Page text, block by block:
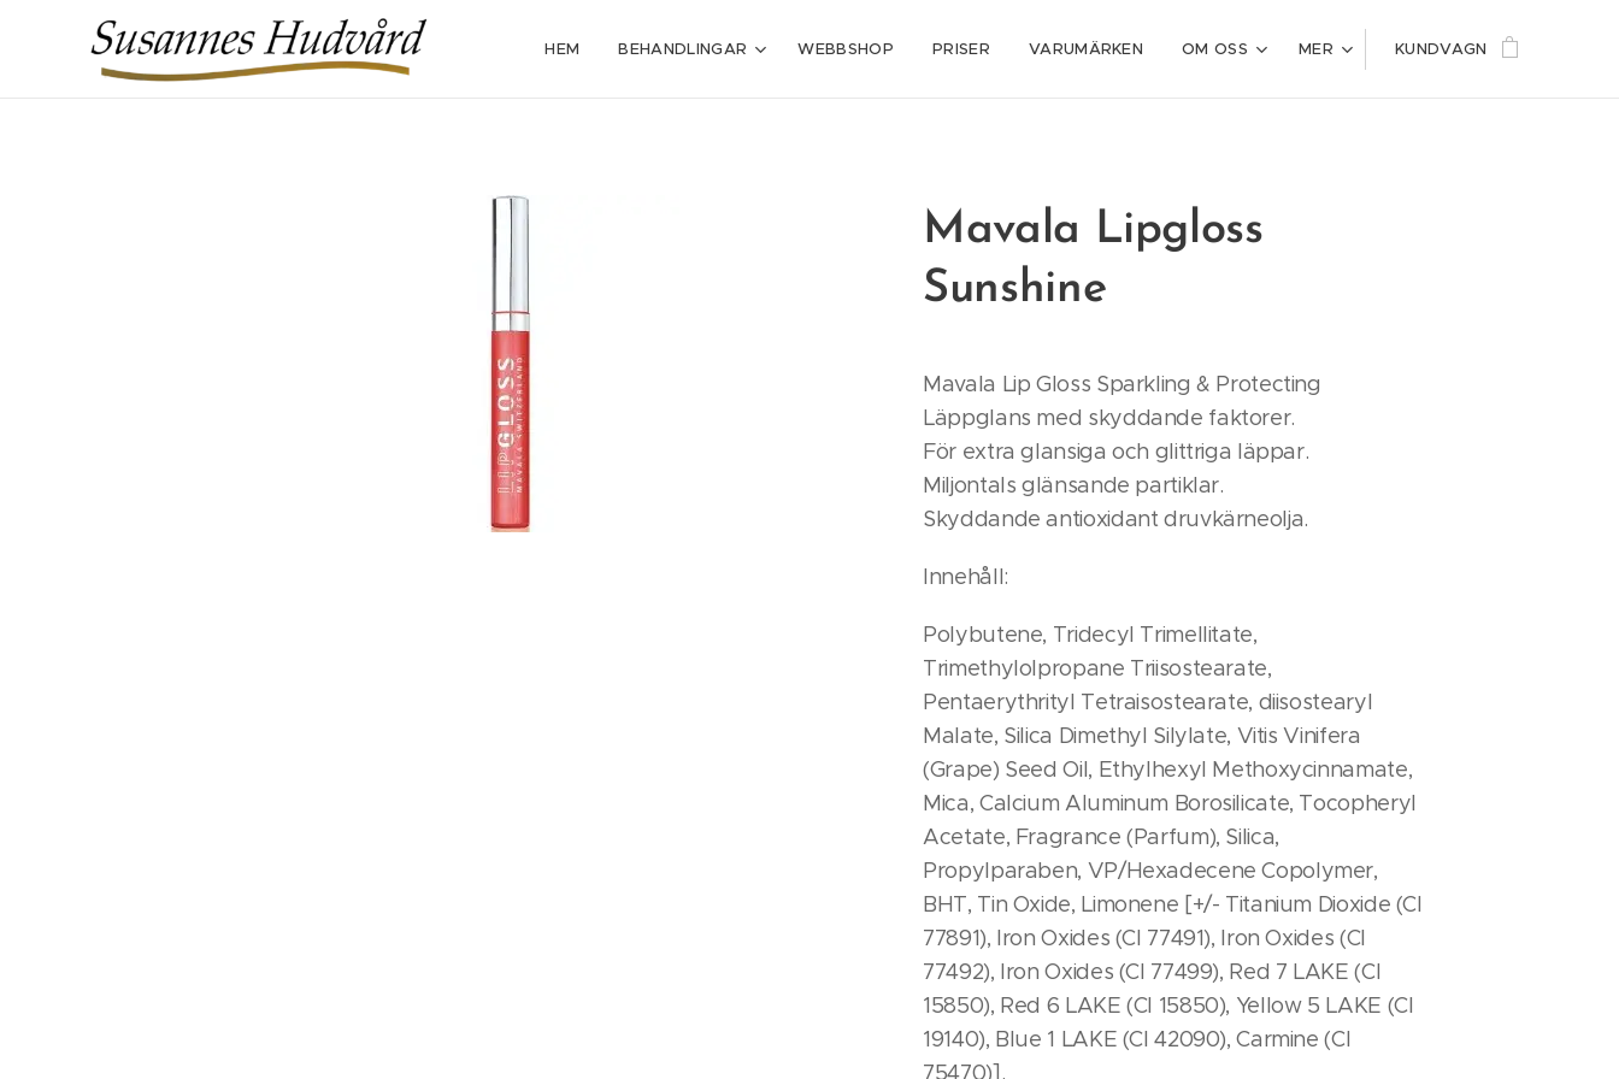
HEM BEHANDLINGAR WEBBSHOP PRISER VARUMÄRKEN OM OSS MER KUNDVAGN
Mavala Lipgloss
Sunshine
Mavala Lip Gloss Sparkling & Protecting
Läppglans med skyddande faktorer.
För extra glansiga och glittriga läppar.
Miljontals glänsande partiklar.
Skyddande antioxidant druvkärneolja.
Innehåll:
Polybutene, Tridecyl Trimellitate,
Trimethylolpropane Triisostearate,
Pentaerythrityl Tetraisostearate, diisostearyl
Malate, Silica Dimethyl Silylate, Vitis Vinifera
(Grape) Seed Oil, Ethylhexyl Methoxycinnamate,
Mica, Calcium Aluminum Borosilicate, Tocopheryl
Acetate, Fragrance (Parfum), Silica,
Propylparaben, VP/Hexadecene Copolymer,
BHT, Tin Oxide, Limonene [+/- Titanium Dioxide (CI
77891), Iron Oxides (CI 77491), Iron Oxides (CI
77492), Iron Oxides (CI 77499), Red 7 LAKE (CI
15850), Red 6 LAKE (CI 15850), Yellow 5 LAKE (CI
19140), Blue 1 LAKE (CI 42090), Carmine (CI
75470)].